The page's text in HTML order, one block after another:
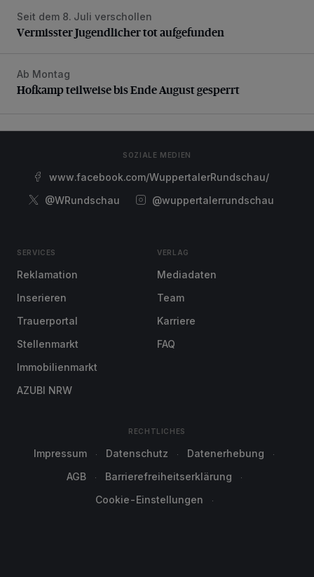
Vermisster Jugendlicher tot aufgefunden
Seit dem 8. Juli verschollen
Vermisster Jugendlicher tot aufgefunden
Hofkamp teilweise bis Ende August gesperrt
Ab Montag
Hofkamp teilweise bis Ende August gesperrt
SOZIALE MEDIEN
www.facebook.com/WuppertalerRundschau/
@WRundschau
@wuppertalerrundschau
SERVICES
Reklamation
Inserieren
Trauerportal
Stellenmarkt
Immobilienmarkt
AZUBI NRW
VERLAG
Mediadaten
Team
Karriere
FAQ
RECHTLICHES
Impressum Datenschutz
Datenerhebung
AGB
Barrierefreiheitserklärung
Cookie-Einstellungen